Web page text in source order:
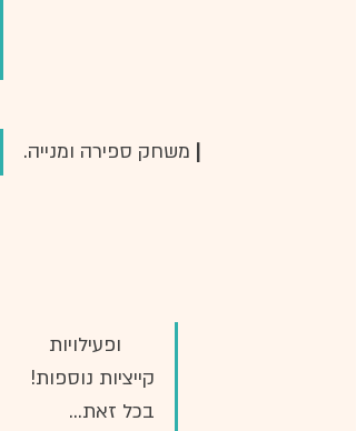
| משחק ספירה ומנייה.
      ופעילויות
קייציות נוספות!
בכל זאת...